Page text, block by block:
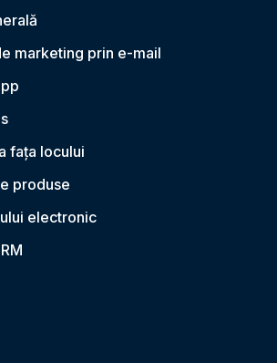
marketing prin e-mail
s
fața locului
produse
electronic